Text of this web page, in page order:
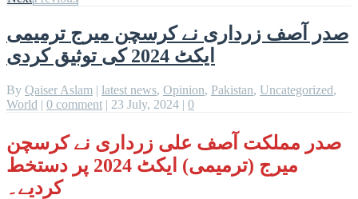
صدر آصف زرداری نے کرسچن میرج ترمیمی
ایکٹ 2024 کی توثیق کردی
By Qaiser Aslam | latest news, Opinion, Pakistan, Uncategorized,
World | 0 comment | 23 July, 2024 | 0
صدر مملکت آصف علی زرداری نے کرسچن
میرج (ترمیمی) ایکٹ 2024 پر دستخط
کردیے۔